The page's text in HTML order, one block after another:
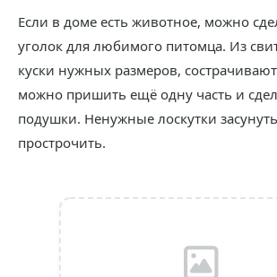
Если в доме есть животное, можно
уголок для любимого питомца. Из
куски нужных размеров,
можно пришить ещё одну часть и
подушки. Ненужные лоскутки
прострочить.